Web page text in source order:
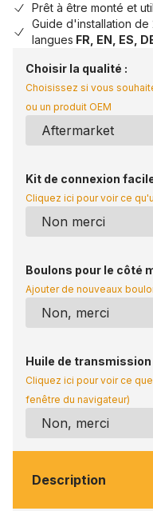
Prêt à être monté et
Guide d'installation
langues FR, EN, ES,
Choisir la qualité :
Choisissez si vous
ou un produit OEM
Kit de connexion
Cliquez ici pour voir ce
Boulons pour le côté
Ajouter de nouveaux
Huile de
Cliquez ici pour voir ce
fenêtre du navigateur)
Description